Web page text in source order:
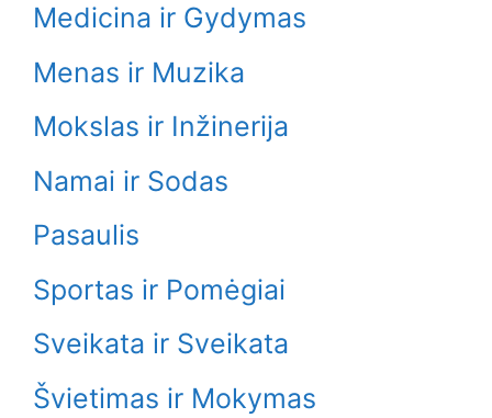
Medicina ir Gydymas
Menas ir Muzika
Mokslas ir Inžinerija
Namai ir Sodas
Pasaulis
Sportas ir Pomėgiai
Sveikata ir Sveikata
Švietimas ir Mokymas